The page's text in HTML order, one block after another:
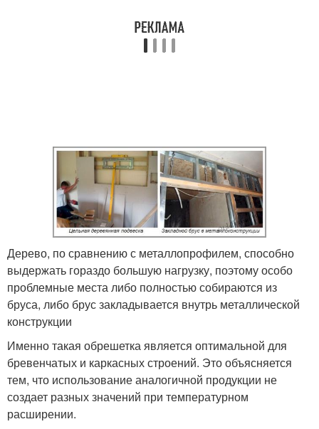
Дерево, по сравнению с металлопрофилем, способно
выдержать гораздо большую нагрузку, поэтому особо
проблемные места либо полностью собираются из
бруса, либо брус закладывается внутрь металлической
конструкции
Именно такая обрешетка является оптимальной для
бревенчатых и каркасных строений. Это объясняется
тем, что использование аналогичной продукции не
создает разных значений при температурном
расширении.